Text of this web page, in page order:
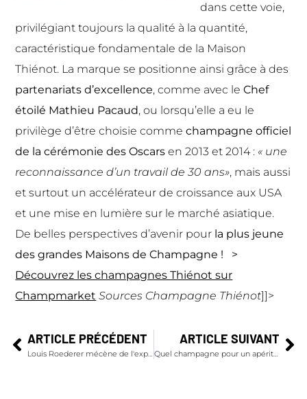
dans cette voie,
privilégiant toujours la qualité à la quantité,
caractéristique fondamentale de la Maison
Thiénot. La marque se positionne ainsi grâce à des
partenariats d’excellence, comme avec leChef
étoilé Mathieu Pacaud, ou lorsqu’elle a eu le
privilège d’être choisie commechampagne officiel
de la cérémonie des Oscars en 2013 et 2014 : « une
reconnaissance d’un travail de 30 ans», mais aussi
et surtout un accélérateur de croissance aux USA
et une mise en lumière sur le marché asiatique.
De belles perspectives d’avenir pour la plus jeune
des grandes Maisons de Champagne !
>
Découvrez les champagnes Thiénot sur
Champmarket Sources Champagne Thiénot]]>
ARTICLE PRÉCÉDENT
Louis Roederer mécène de l'exposition Kupka au Grand Palais
ARTICLE SUIVANT
Quel champagne pour un apéritif printanier ?